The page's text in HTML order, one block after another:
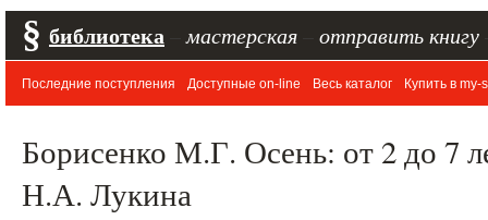
§ библиотека мастерская отправить книгу
Последние поступления Доступные on-line Весь каталог Купить в my-
Борисенко М.Г. Осень: от 2 до 7
Н.А. Лукина